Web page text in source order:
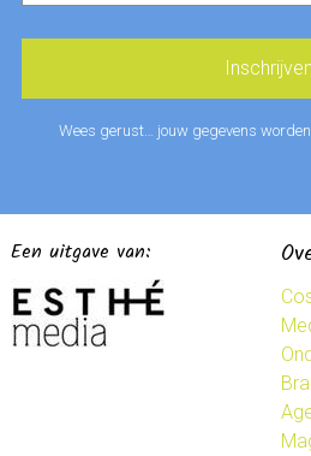
Wees gerust… jouw gegevens
Een uitgave van: